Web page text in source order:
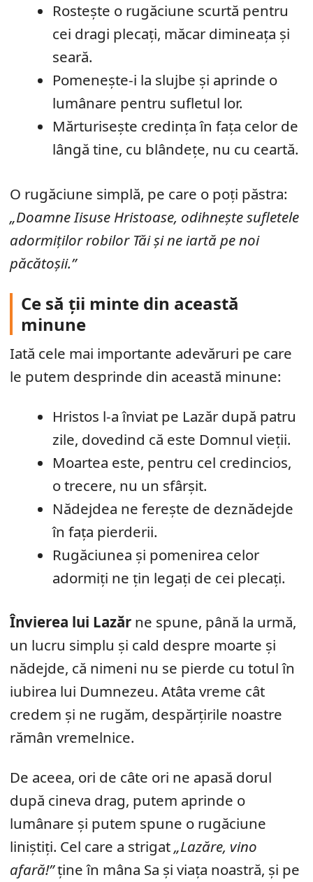
Rostește o rugăciune scurtă pentru
cei dragi plecați, măcar dimineața și
seară.
Pomenește-i la slujbe și aprinde o
lumânare pentru sufletul lor.
Mărturisește credința în fața celor de
lângă tine, cu blândețe, nu cu ceartă.
O rugăciune simplă, pe care o poți păstra:
„Doamne Iisuse Hristoase, odihnește sufletele
adormiților robilor Tăi și ne iartă pe noi
păcătoșii.”
Ce să ții minte din această
minune
Iată cele mai importante adevăruri pe care
le putem desprinde din această minune:
Hristos l-a înviat pe Lazăr după patru
zile, dovedind că este Domnul vieții.
Moartea este, pentru cel credincios,
o trecere, nu un sfârșit.
Nădejdea ne ferește de deznădejde
în fața pierderii.
Rugăciunea și pomenirea celor
adormiți ne țin legați de cei plecați.
Învierea lui Lazăr ne spune, până la urmă,
un lucru simplu și cald despre moarte și
nădejde, că nimeni nu se pierde cu totul în
iubirea lui Dumnezeu. Atâta vreme cât
credem și ne rugăm, despărțirile noastre
rămân vremelnice.
De aceea, ori de câte ori ne apasă dorul
după cineva drag, putem aprinde o
lumânare și putem spune o rugăciune
liniștiți. Cel care a strigat„Lazăre, vino
afară!”ține în mâna Sa și viața noastră, și pe